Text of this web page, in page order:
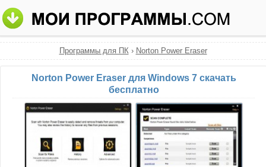
Программы для ПК› Norton Power Eraser
Norton Power Eraser для Windows 7 скачать
бесплатно